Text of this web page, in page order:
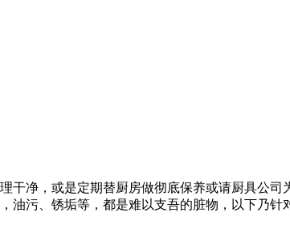
净，或是定期替厨房做彻底保养或请厨具公
污、锈垢等，都是难以支吾的脏物，以下乃